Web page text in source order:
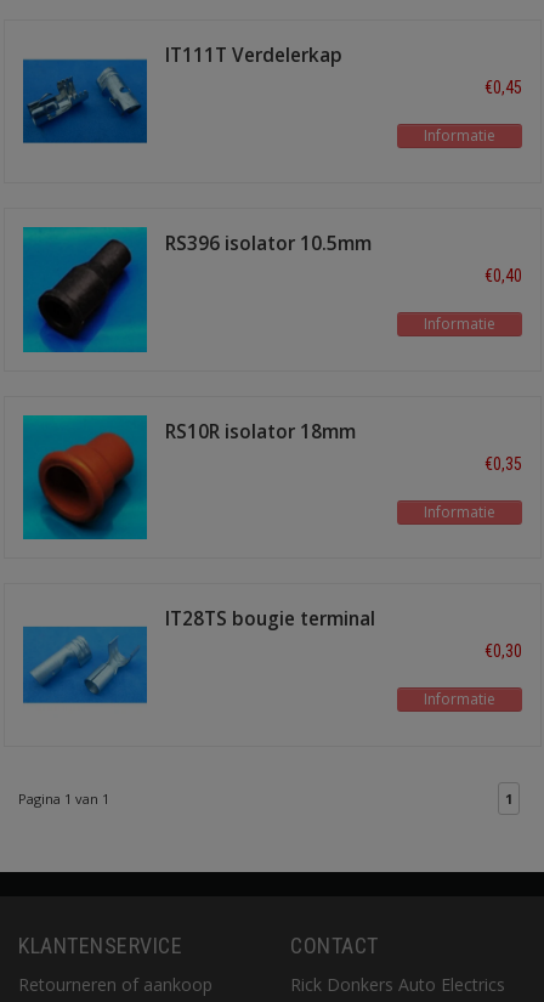
IT111T Verdelerkap
€0,45
Informatie
RS396 isolator 10.5mm
€0,40
Informatie
RS10R isolator 18mm
€0,35
Informatie
IT28TS bougie terminal
€0,30
Informatie
Pagina 1 van 1 1
KLANTENSERVICE
Retourneren of aankoop
CONTACT
Rick Donkers Auto Electrics